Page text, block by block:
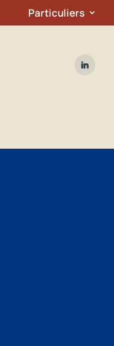
Particuliers